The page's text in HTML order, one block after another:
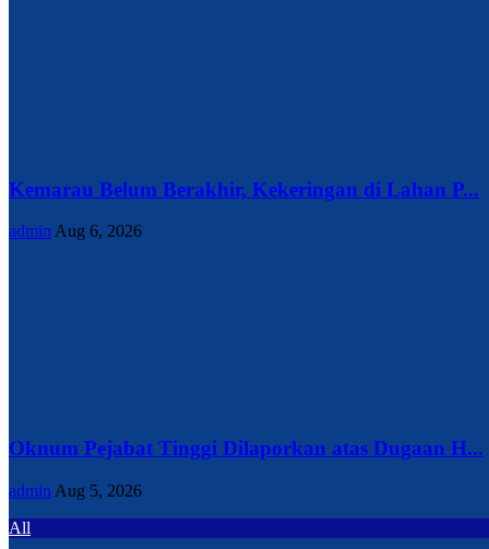
Kemarau Belum Berakhir, Kekeringan di Lahan P...
admin Aug 6, 2026
Oknum Pejabat Tinggi Dilaporkan atas Dugaan H...
admin Aug 5, 2026
All